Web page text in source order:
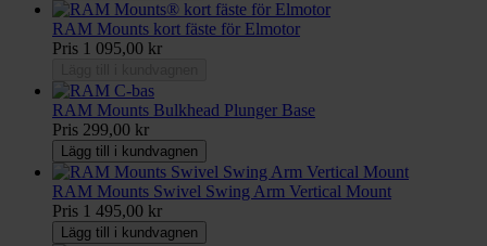
RAM Mounts kort fäste för Elmotor
Pris 1 095,00 kr
RAM Mounts Bulkhead Plunger Base
Pris 299,00 kr
Lägg till i kundvagnen
RAM Mounts Swivel Swing Arm Vertical Mount
Pris 1 495,00 kr
Lägg till i kundvagnen